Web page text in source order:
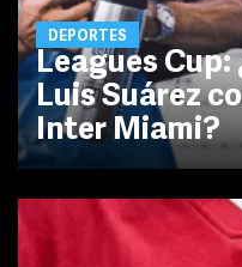
DEPORTES
Leagues Cup:
Luis Suárez
Inter Miami?